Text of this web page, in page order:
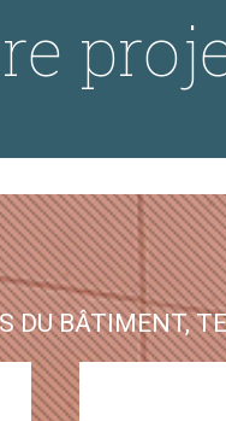
DU BÂTIMENT,